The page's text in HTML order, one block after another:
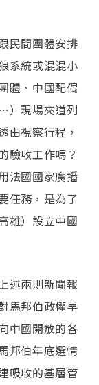
民間團體安排
系統或混混小
體、中國配偶
）現場夾道列
由視察行程，
驗收工作嗎？
法國國家廣播
任務，是為了
雄）設立中國
述兩則新聞報
馬邦伯政權早
中國開放的各
邦伯年底選情
吸收的基層管